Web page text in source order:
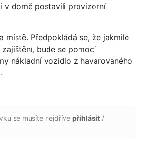
v domě postavili provizorní
místě. Předpokládá se, že jakmile
bude se pomocí
nákladní vozidlo z havarovaného
se musíte nejdříve přihlásit /